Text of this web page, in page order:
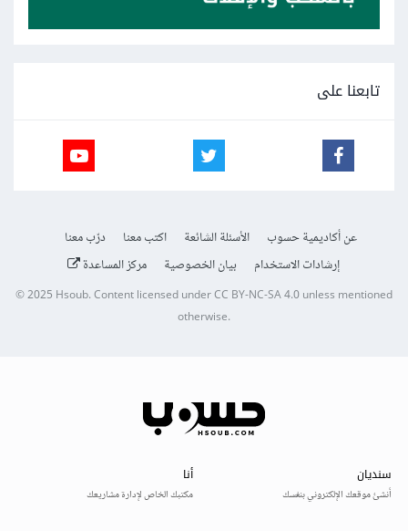
تابعنا على
عن أكاديمية حسوب الأسئلة الشائعة اكتب معنا
درّب معنا
إرشادات الاستخدام
بيان الخصوصية مركز المساعدة
© 2025Hsoub.Content licensed underCC BY-NC-SA 4.0unless mentioned
otherwise.